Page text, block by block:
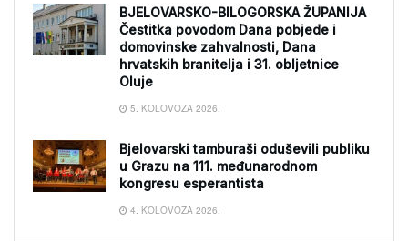
BJELOVARSKO-BILOGORSKA ŽUPANIJA
Čestitka povodom Dana pobjede i
domovinske zahvalnosti, Dana
hrvatskih branitelja i 31. obljetnice
Oluje
5. KOLOVOZA 2026.
Bjelovarski tamburaši oduševili publiku
u Grazu na 111. međunarodnom
kongresu esperantista
4. KOLOVOZA 2026.